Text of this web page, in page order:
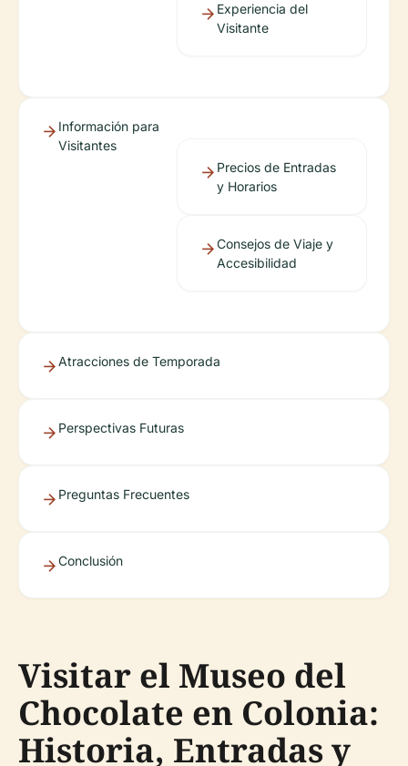
Experiencia del
Visitante
Información para
Visitantes
Precios de Entradas
y Horarios
Consejos de Viaje y
Accesibilidad
Atracciones de Temporada
Perspectivas Futuras
Preguntas Frecuentes
Conclusión
Visitar el Museo del
Chocolate en Colonia:
Historia, Entradas y